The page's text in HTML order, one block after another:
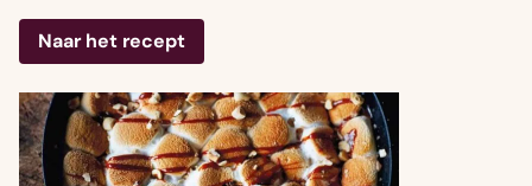
Naar het recept